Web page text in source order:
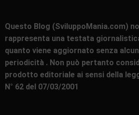
Questo Blog (SviluppoMania.com)
rappresenta una testata
quanto viene aggiornato senza
periodicità . Non può pertanto
prodotto editoriale ai sensi della
N° 62 del 07/03/2001